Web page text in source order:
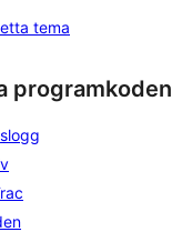
tema
programkoden